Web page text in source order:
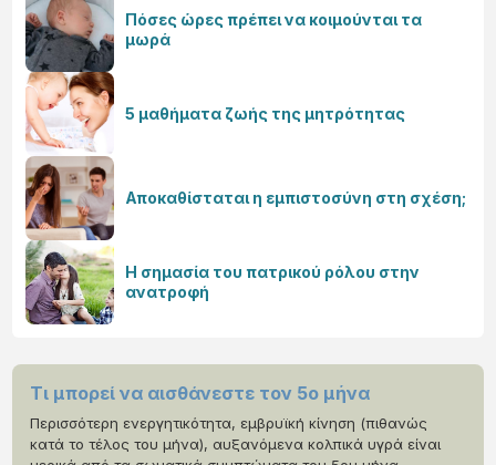
Τι μπορεί να αισθάνεστε τον 5ο μήνα
Περισσότερη ενεργητικότητα, εμβρυϊκή κίνηση (πιθανώς
κατά το τέλος του μήνα), αυξανόμενα κολπικά υγρά είναι
Πόσες ώρες πρέπει να κοιμούνται τα
μωρά
5 μαθήματα ζωής της μητρότητας
Αποκαθίσταται η εμπιστοσύνη στη σχέση;
Η σημασία του πατρικού ρόλου στην
ανατροφή